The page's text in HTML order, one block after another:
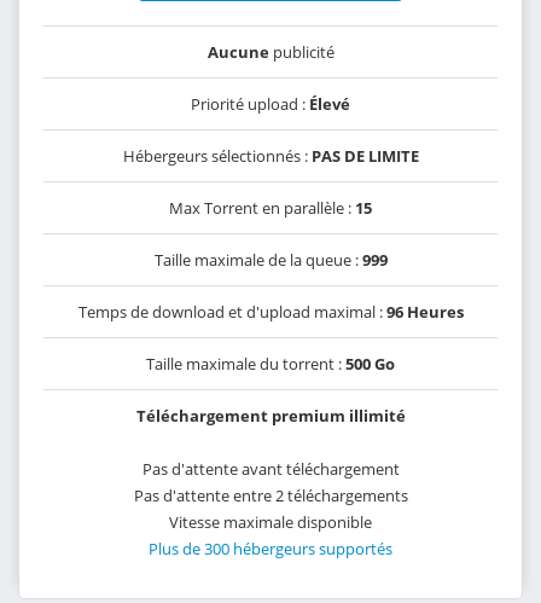
Aucunepublicité
Priorité upload : Élevé
Hébergeurs sélectionnés : PAS DE LIMITE
Max Torrent en parallèle : 15
Taille maximale de la queue :999
Temps de download et d'upload maximal :96 Heures
Taille maximale du torrent :500 Go
Téléchargement premium illimité
Pas d'attente avant téléchargement
Pas d'attente entre 2 téléchargements
Vitesse maximale disponible
Plus de 300 hébergeurs supportés